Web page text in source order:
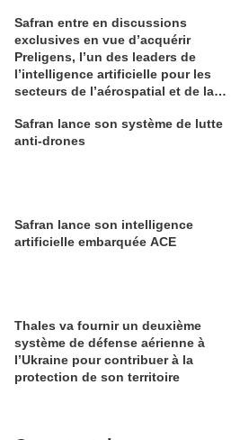
Safran entre en discussions
exclusives en vue d’acquérir
Preligens, l’un des leaders de
l’intelligence artificielle pour les
secteurs de l’aérospatial et de la
Safran lance son système de lutte
anti-drones
Safran lance son intelligence
artificielle embarquée ACE
Thales va fournir un deuxième
système de défense aérienne à
l’Ukraine pour contribuer à la
protection de son territoire